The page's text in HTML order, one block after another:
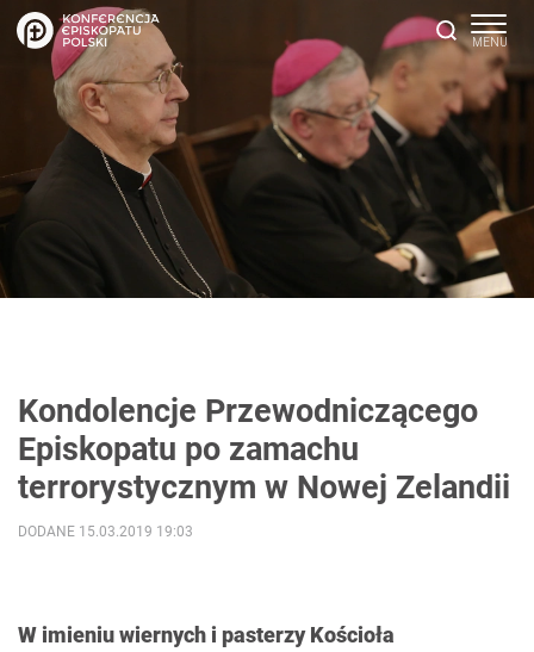
Kondolencje Przewodniczącego
Episkopatu po zamachu
terrorystycznym w Nowej Zelandii
W imieniu wiernych i pasterzy Kościoła
DODANE 15.03.2019 19:03